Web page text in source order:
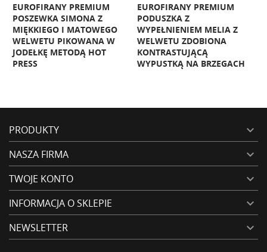
EUROFIRANY PREMIUM
POSZEWKA SIMONA Z
MIĘKKIEGO I MATOWEGO
WELWETU PIKOWANA W
JODEŁKĘ METODĄ HOT
PRESS
EUROFIRANY PREMIUM
PODUSZKA Z
WYPEŁNIENIEM MELIA Z
WELWETU ZDOBIONA
KONTRASTUJĄCĄ
WYPUSTKĄ NA BRZEGACH
PRODUKTY 
NASZA FIRMA 
TWOJE KONTO 
INFORMACJA O SKLEPIE 
NEWSLETTER 